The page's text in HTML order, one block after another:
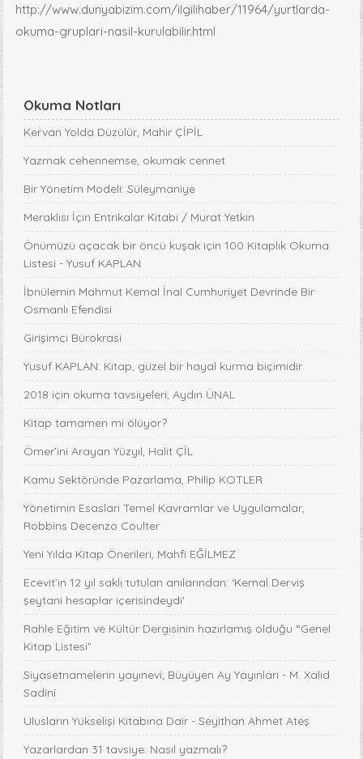
http://www.dunyabizim.com/ilgilihaber/11964/yurtlarda-
okuma-gruplari-nasil-kurulabilir.html
Okuma Notları
Kervan Yolda Düzülür, Mahir ÇİPİL
Yazmak cehennemse, okumak cennet
Bir Yönetim Modeli: Süleymaniye
Meraklısı İçin Entrikalar Kitabı / Murat Yetkin
Önümüzü açacak bir öncü kuşak için 100 Kitaplık Okuma
Listesi - Yusuf KAPLAN
İbnülemin Mahmut Kemal İnal Cumhuriyet Devrinde Bir
Osmanlı Efendisi
Girişimci Bürokrasi
Yusuf KAPLAN: Kitap, güzel bir hayal kurma biçimidir
2018 için okuma tavsiyeleri, Aydın ÜNAL
Kitap tamamen mi ölüyor?
Ömer’ini Arayan Yüzyıl, Halit ÇİL
Kamu Sektöründe Pazarlama, Philip KOTLER
Yönetimin Esasları Temel Kavramlar ve Uygulamalar,
Robbins Decenzo Coulter
Yeni Yılda Kitap Önerileri, Mahfi EĞİLMEZ
Ecevit’in 12 yıl saklı tutulan anılarından: ‘Kemal Derviş
şeytani hesaplar içerisindeydi'
Rahle Eğitim ve Kültür Dergisinin hazırlamış olduğu “Genel
Kitap Listesi”
Siyasetnamelerin yayınevi; Büyüyen Ay Yayınları - M. Xalid
Sadînî
Ulusların Yükselişi Kitabına Dair - Seyithan Ahmet Ateş
Yazarlardan 31 tavsiye: Nasıl yazmalı?